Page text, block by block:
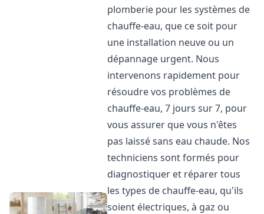
plomberie pour les systèmes de
chauffe-eau, que ce soit pour
une installation neuve ou un
dépannage urgent. Nous
intervenons rapidement pour
résoudre vos problèmes de
chauffe-eau, 7 jours sur 7, pour
vous assurer que vous n'êtes
pas laissé sans eau chaude. Nos
techniciens sont formés pour
diagnostiquer et réparer tous
les types de chauffe-eau, qu'ils
soient électriques, à gaz ou